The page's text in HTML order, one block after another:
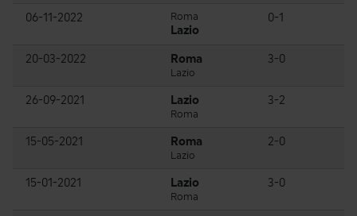
06-11-2022 Roma
Lazio
0-1
20-03-2022 Roma
Lazio
3-0
26-09-2021 Lazio
Roma
3-2
15-05-2021 Roma
Lazio
2-0
15-01-2021 Lazio
Roma
3-0